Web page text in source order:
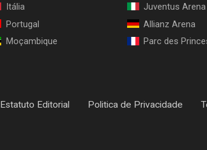
Itália
Portugal
Moçambique
Juventus Arena
Allianz Arena
Parc des
Estatuto Editorial Politica de Privacidade